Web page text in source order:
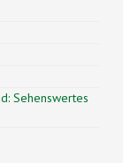
Sehenswertes